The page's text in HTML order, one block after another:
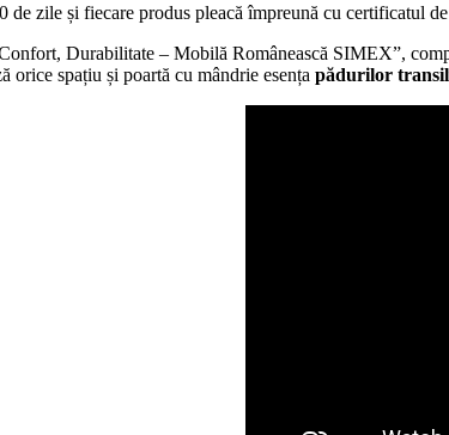
de zile și fiecare produs pleacă împreună cu certificatul
Durabilitate – Mobilă Românească SIMEX”,
orice spațiu și poartă cu mândrie esența pădurilor